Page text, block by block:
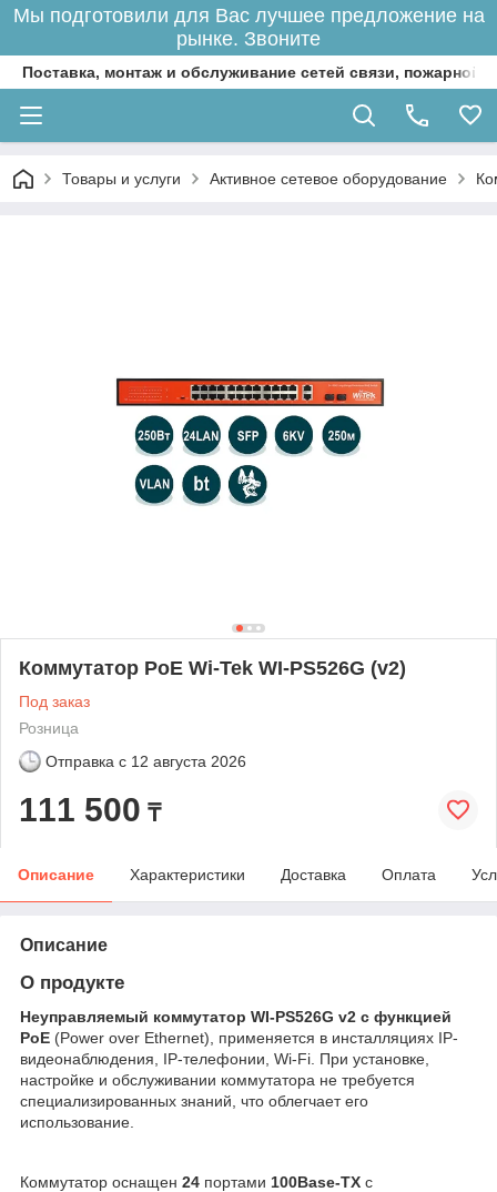
Мы подготовили для Вас лучшее предложение на
рынке. Звоните
Поставка, монтаж и обслуживание сетей связи, пожарной
Товары и услуги Активное сетевое оборудование
Коммутатор PoE Wi-Tek WI-PS526G (v2)
Под заказ
Розница
Отправка с 12 августа 2026
111 500 ₸
Описание Характеристики Доставка Оплата
Описание
О продукте
Неуправляемый коммутатор WI-PS526G v2 с функцией
PoE (Power over Ethernet), применяется в инсталляциях IP-
видеонаблюдения, IP-телефонии, Wi-Fi. При установке,
настройке и обслуживании коммутатора не требуется
специализированных знаний, что облегчает его
использование.
Коммутатор оснащен 24 портами 100Base-TX с